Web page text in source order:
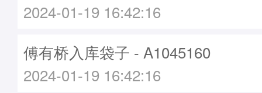
2024-01-19 16:42:16
傅有桥入库袋子 - A1045160
2024-01-19 16:42:16